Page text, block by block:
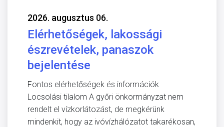
2026. augusztus 06.
Elérhetőségek, lakossági
észrevételek, panaszok
bejelentése
Fontos elérhetőségek és információk
Locsolási tilalom A győri önkormányzat nem
rendelt el vízkorlátozást, de megkérünk
mindenkit, hogy az ivóvízhálózatot takarékosan,